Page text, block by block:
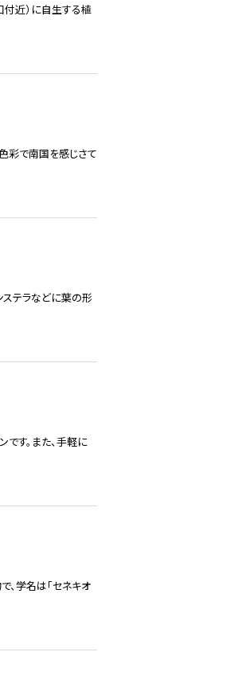
近）に自生する植
彩で南国を感じさて
ステラなどに葉の形
す。また、手軽に
、学名は「セネキオ